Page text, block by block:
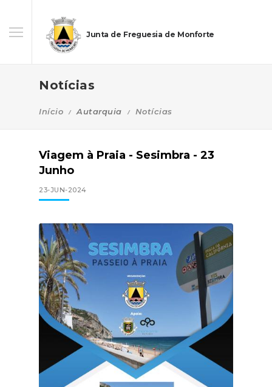
Junta de Freguesia de Monforte
Notícias
Início Autarquia Notícias
Viagem à Praia - Sesimbra - 23
Junho
23-JUN-2024